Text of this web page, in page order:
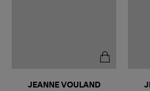
JEANNE VOULAND